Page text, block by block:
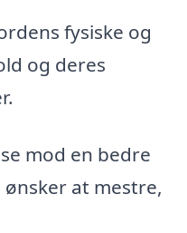
fysiske og
og deres
mod en bedre
at mestre,